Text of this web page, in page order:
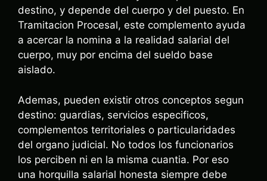
destino, y depende del cuerpo y del puesto. En
Tramitacion Procesal, este complemento ayuda
a acercar la nomina a la realidad salarial del
cuerpo, muy por encima del sueldo base
aislado.
Ademas, pueden existir otros conceptos segun
destino: guardias, servicios especificos,
complementos territoriales o particularidades
del organo judicial. No todos los funcionarios
los perciben ni en la misma cuantia. Por eso
una horquilla salarial honesta siempre debe